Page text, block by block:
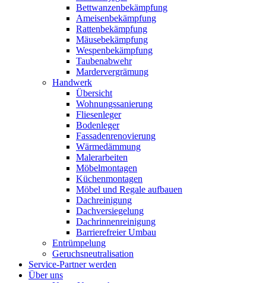
Bettwanzenbekämpfung
Ameisenbekämpfung
Rattenbekämpfung
Mäusebekämpfung
Wespenbekämpfung
Taubenabwehr
Mardervergrämung
Handwerk
Übersicht
Wohnungssanierung
Fliesenleger
Bodenleger
Fassadenrenovierung
Wärmedämmung
Malerarbeiten
Möbelmontagen
Küchenmontagen
Möbel und Regale aufbauen
Dachreinigung
Dachversiegelung
Dachrinnenreinigung
Barrierefreier Umbau
Entrümpelung
Geruchsneutralisation
Service-Partner werden
Über uns